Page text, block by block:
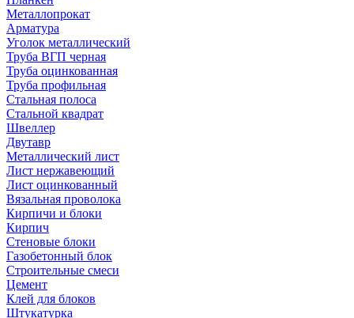
Металлопрокат
Арматура
Уголок металлический
Труба ВГП черная
Труба оцинкованная
Труба профильная
Стальная полоса
Стальной квадрат
Швеллер
Двутавр
Металлический лист
Лист нержавеющий
Лист оцинкованный
Вязальная проволока
Кирпичи и блоки
Кирпич
Стеновые блоки
Газобетонный блок
Строительные смеси
Цемент
Клей для блоков
Штукатурка